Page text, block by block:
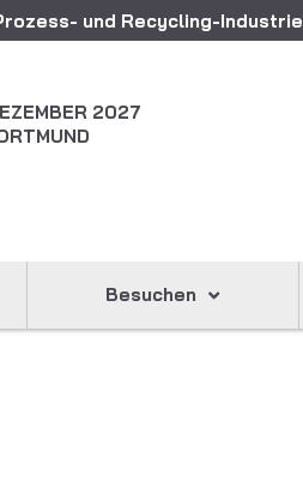
und Recycling-Industrie
2027
Besuchen